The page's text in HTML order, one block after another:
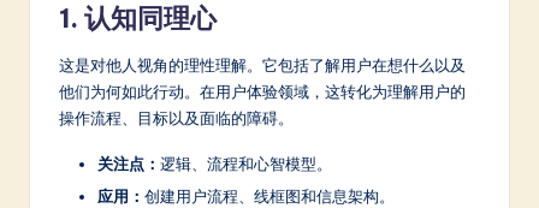
1. 认知同理心
这是对他人视角的理性理解。它包括了解用户在想什么以及
他们为何如此行动。在用户体验领域，这转化为理解用户的
操作流程、目标以及面临的障碍。
关注点： 逻辑、流程和心智模型。
应用： 创建用户流程、线框图和信息架构。